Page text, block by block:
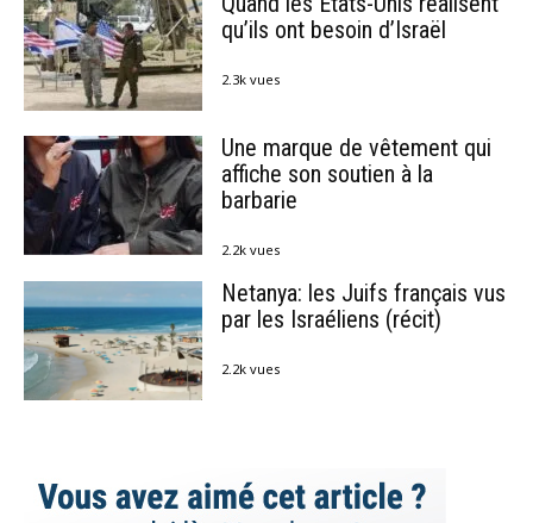
qu’ils ont besoin d’Israël
2.3k vues
Une marque de vêtement qui
affiche son soutien à la
barbarie
2.2k vues
Netanya: les Juifs français vus
par les Israéliens (récit)
2.2k vues